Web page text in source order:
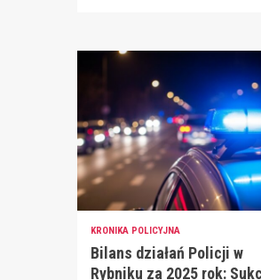
KRONIKA POLICYJNA
Bilans działań Policji w
Rybniku za 2025 rok: